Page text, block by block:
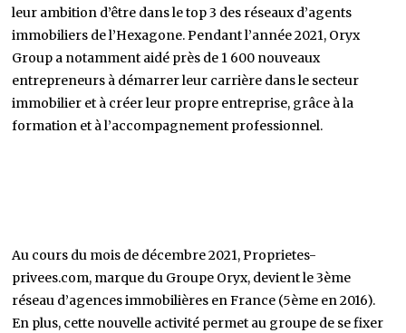
leur ambition d’être dans le top 3 des réseaux d’agents
immobiliers de l’Hexagone. Pendant l’année 2021, Oryx
Group a notamment aidé près de 1 600 nouveaux
entrepreneurs à démarrer leur carrière dans le secteur
immobilier et à créer leur propre entreprise, grâce à la
formation et à l’accompagnement professionnel.
Au cours du mois de décembre 2021, Proprietes-
privees.com, marque du Groupe Oryx, devient le 3ème
réseau d’agences immobilières en France (5ème en 2016).
En plus, cette nouvelle activité permet au groupe de se fixer